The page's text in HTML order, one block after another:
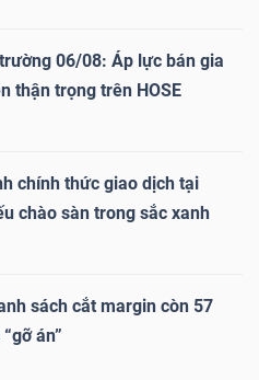
06/08: Áp lực bán gia
thận trọng trên HOSE
chính thức giao dịch tại
chào sàn trong sắc xanh
sách cắt margin còn 57
án”